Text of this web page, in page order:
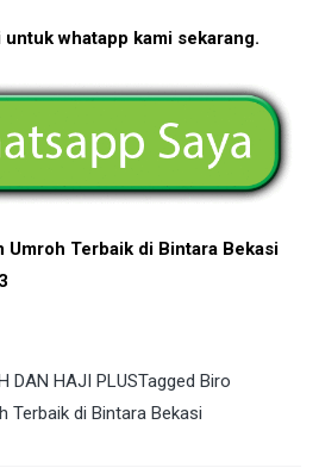
whatapp kami sekarang.
Umroh Terbaik di Bintara Bekasi
DAN HAJI PLUSTagged Biro
Terbaik di Bintara Bekasi